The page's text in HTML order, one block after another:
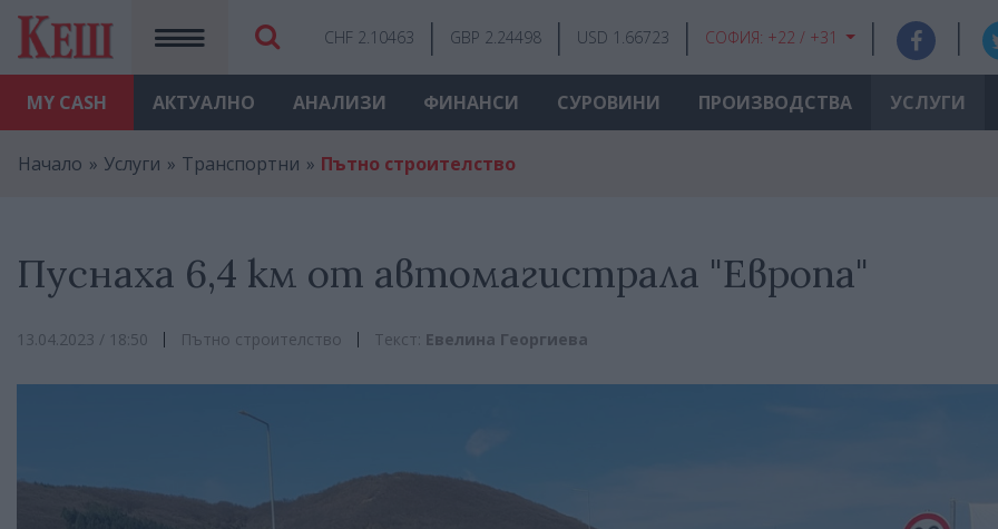
MY CASH
CHF 2.10463 GBP 2.24498 USD 1.66723 СОФИЯ: +22 / +31
АКТУАЛНО АНАЛИЗИ ФИНАНСИ СУРОВИНИ ПРОИЗВОДСТВА УСЛУГИ
Начало Услуги Транспортни Пътно строителство
Пуснаха 6,4 км от автомагистрала "Европа"
13.04.2023 / 18:50 Пътно строителство Текст: Евелина Георгиева